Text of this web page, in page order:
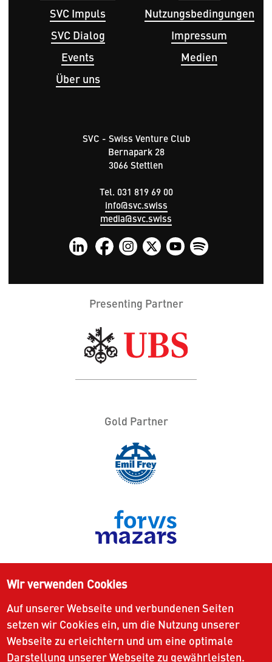
SVC Impuls
SVC Dialog
Events
Über uns
Nutzungsbedingungen
Impressum
Medien
SVC - Swiss Venture Club
Bernapark 28
3066 Stettlen
Tel. 031 819 69 00
info@svc.swiss
media@svc.swiss
Presenting Partner
Gold Partner
Wir verwenden Cookies
Auf unserer Webseite und verbundenen Seiten
setzen wir Cookies ein, um die Nutzung unserer
Webseite zu erleichtern und um eine optimale
Darstellung unserer Webseite zu gewährleisten.